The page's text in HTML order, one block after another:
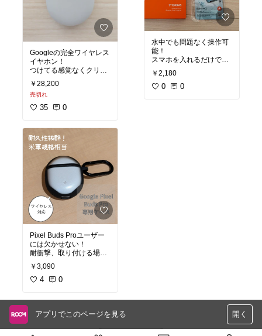
Googleの完全ワイヤレス
イヤホン！
つけてる感覚なくクリア
な音質
エアポッツを超える使い
やすさ！
Androidユーザーのみな
結構本気でおすすめで
す。
#Googleイヤホン #完全
ワイヤレス
#PixelBudsPr
#ノイズキャンセリング
#オリジナル写真 #最新テ
クノロジー #高音質
￥28,200
売切れ
35 0
Pixel Buds Proユーザー
には欠かせない！
耐衝撃、取り付ける場所
#PixelBudsPro
#ケース #耐衝撃
￥3,090
4 0
水中でも問題なく操作可
能！
スマホを入れるだけで完
全防水💯
感度がいいのでおすす
￥2,180
0 0
アプリでこのページを見る 開く